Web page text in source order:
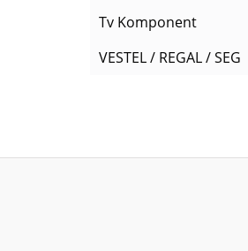
Tv Komponent
VESTEL / REGAL / SEG